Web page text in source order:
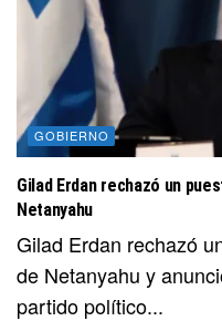
GOBIERNO
Gilad Erdan rechazó un
Netanyahu
Gilad Erdan rechazó
de Netanyahu y
partido político...